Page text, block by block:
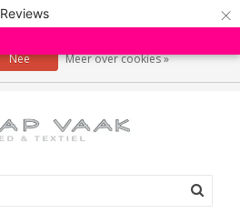
Reviews ×
website te verbeteren. Is dat akkoord?
Nee Meer over cookies »